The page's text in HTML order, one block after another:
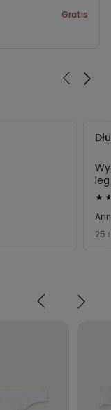
Gratis
5
z
25